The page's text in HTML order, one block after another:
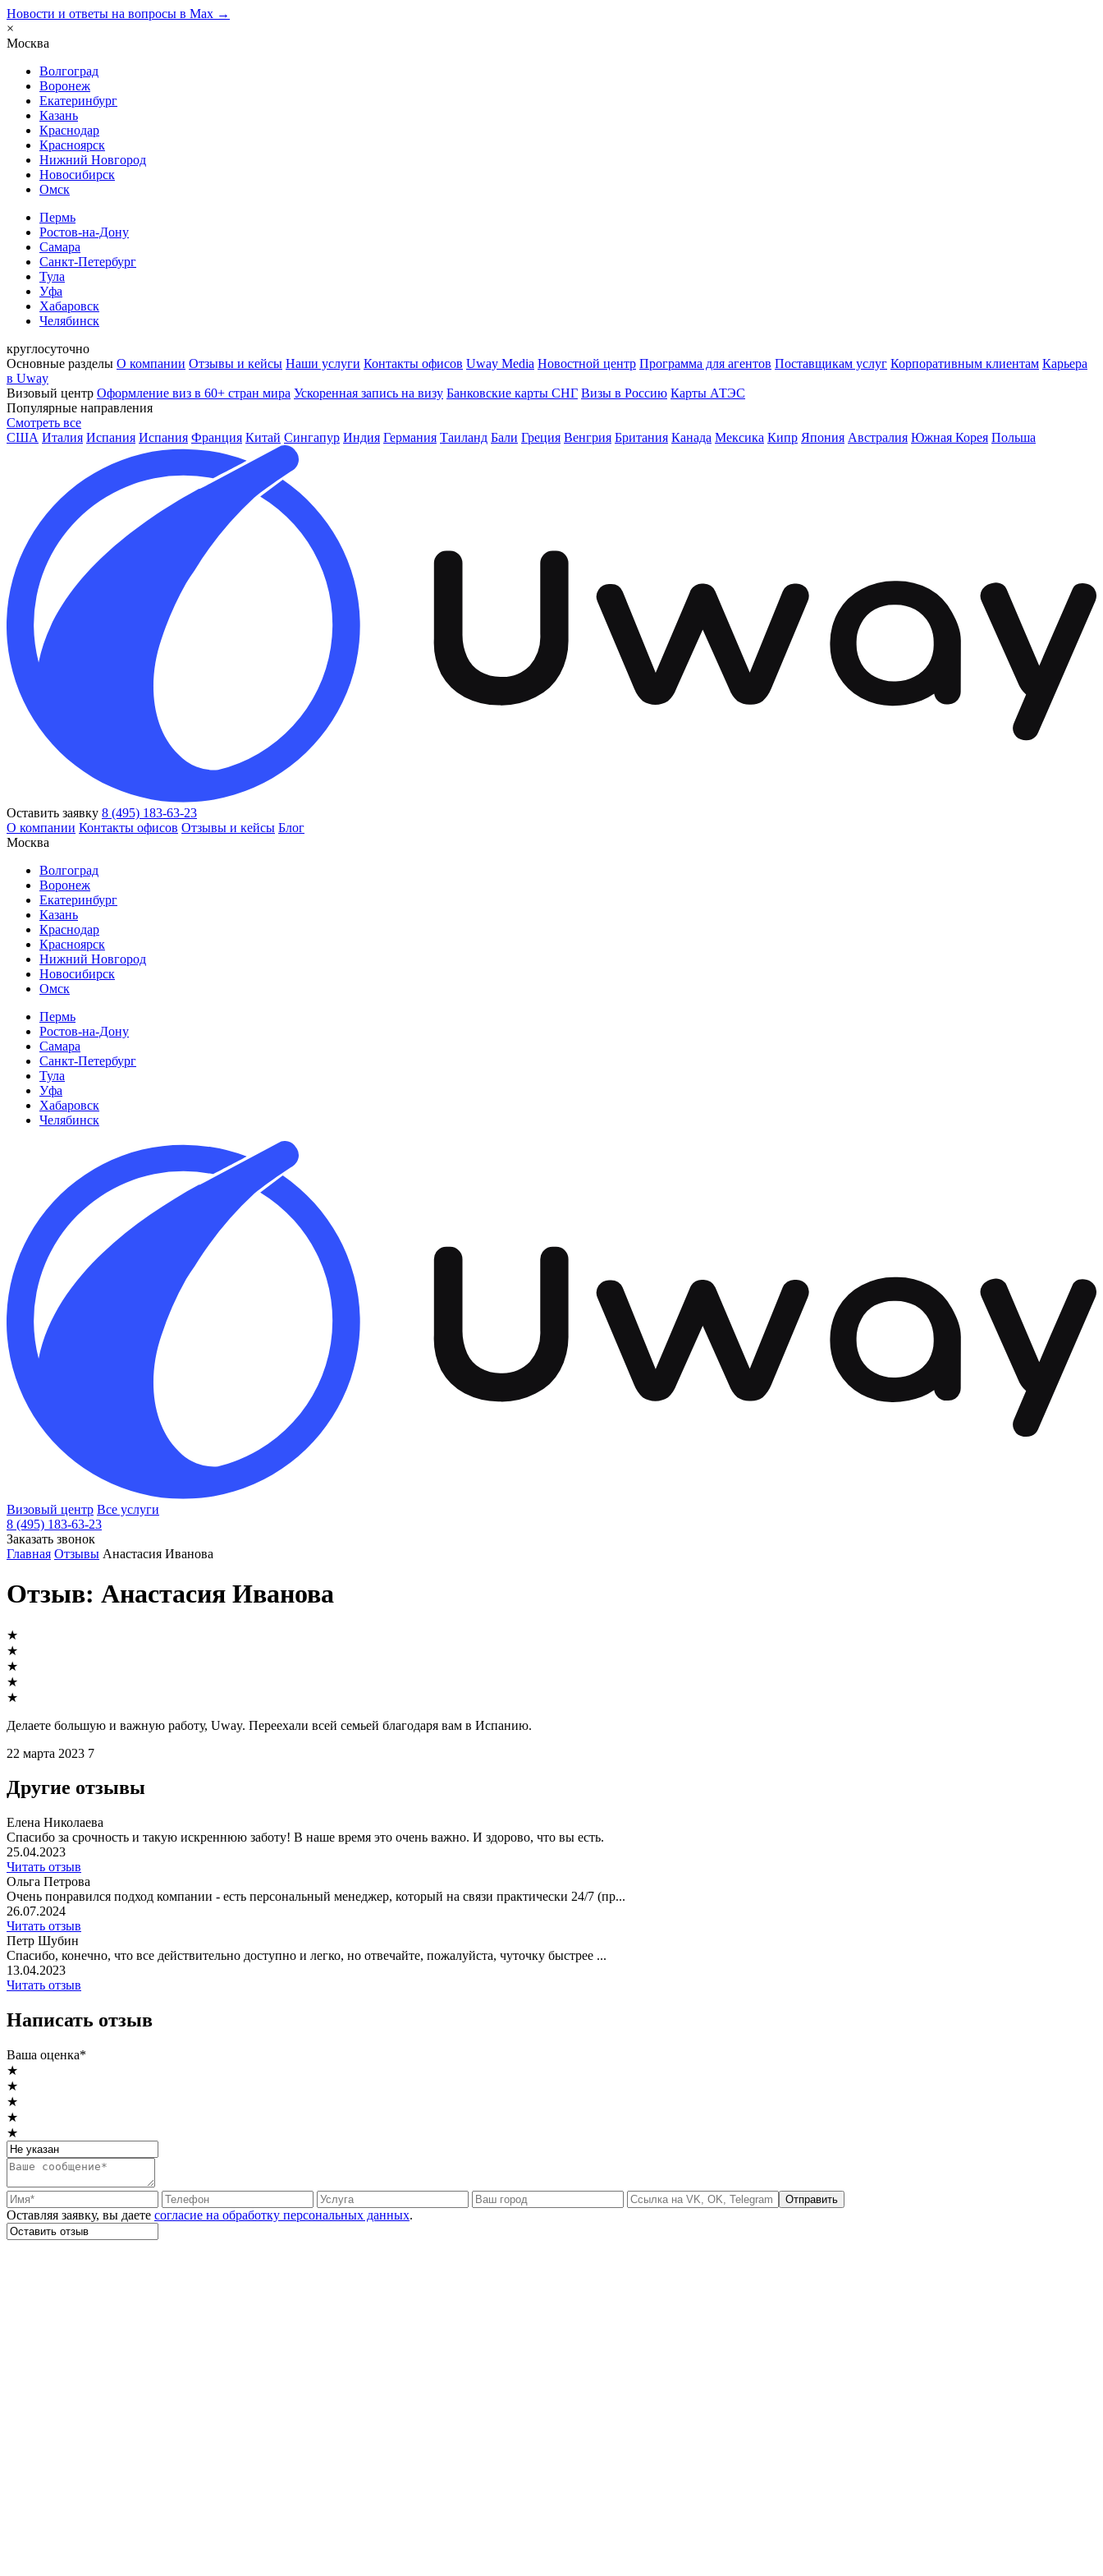
Новости и ответы на вопросы в Max →
×
Москва
Волгоград
Воронеж
Екатеринбург
Казань
Краснодар
Красноярск
Нижний Новгород
Новосибирск
Омск
Пермь
Ростов-на-Дону
Самара
Санкт-Петербург
Тула
Уфа
Хабаровск
Челябинск
круглосуточно
Основные разделы О компании Отзывы и кейсы Наши услуги Контакты офисов Uway Media Новостной центр Программа для агентов Поставщикам услуг Корпоративным клиентам Карьера
в Uway
Визовый центр Оформление виз в 60+ стран мира Ускоренная запись на визу Банковские карты СНГ Визы в Россию Карты АТЭС
Популярные направления
Смотреть все
США Италия Испания Испания Франция Китай Сингапур Индия Германия Таиланд Бали Греция Венгрия Британия Канада Мексика Кипр Япония Австралия Южная Корея Польша
Оставить заявку 8 (495) 183-63-23
О компании Контакты офисов Отзывы и кейсы Блог
Москва
Волгоград
Воронеж
Екатеринбург
Казань
Краснодар
Красноярск
Нижний Новгород
Новосибирск
Омск
Пермь
Ростов-на-Дону
Самара
Санкт-Петербург
Тула
Уфа
Хабаровск
Челябинск
Визовый центр Все услуги
8 (495) 183-63-23
Заказать звонок
Главная Отзывы Анастасия Иванова
Отзыв: Анастасия Иванова
★
★
★
★
★
Делаете большую и важную работу, Uway. Переехали всей семьей благодаря вам в Испанию.
22 марта 2023 7
Другие отзывы
Елена Николаева
Спасибо за срочность и такую искреннюю заботу! В наше время это очень важно. И здорово, что вы есть.
25.04.2023
Читать отзыв
Ольга Петрова
Очень понравился подход компании - есть персональный менеджер, который на связи практически 24/7 (пр...
26.07.2024
Читать отзыв
Петр Шубин
Спасибо, конечно, что все действительно доступно и легко, но отвечайте, пожалуйста, чуточку быстрее ...
13.04.2023
Читать отзыв
Написать отзыв
Ваша оценка*
★
★
★
★
★
Отправить
Оставляя заявку, вы даете согласие на обработку персональных данных.